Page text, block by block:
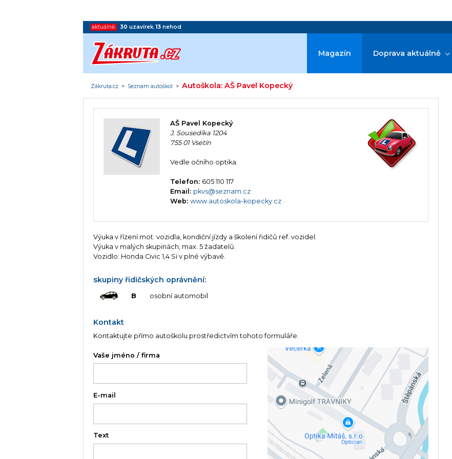
aktuálně: 30 uzavírek,13 nehod
Magazín Doprava aktuálně
Zákruta.cz > Seznam autoškol >Autoškola: AŠ Pavel Kopecký
AŠ Pavel Kopecký
J. Sousedíka 1204
755 01 Vsetín
Vedle očního optika.
Telefon: 605 110 117
Email: pkvs@seznam.cz
Web:www.autoskola-kopecky.cz
Výuka v řízení mot. vozidla, kondiční jízdy a školení řidičů ref. vozidel.
Výuka v malých skupinách, max. 5 žadatelů.
Vozidlo: Honda Civic 1,4 Si v plné výbavě.
skupiny řidičských oprávnění:
B osobní automobil
Kontakt
Kontaktujte přímo autoškolu prostředictvím tohoto formuláře.
Vaše jméno / firma
E-mail
Text